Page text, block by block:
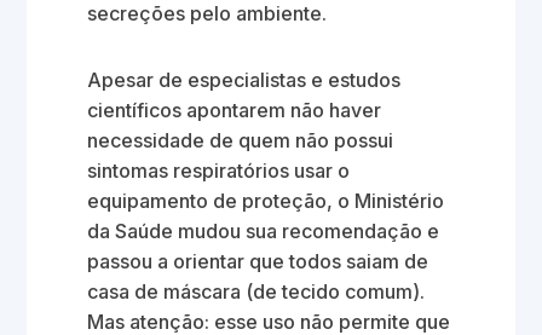
secreções pelo ambiente.
Apesar de especialistas e estudos
científicos apontarem não haver
necessidade de quem não possui
sintomas respiratórios usar o
equipamento de proteção, o Ministério
da Saúde mudou sua recomendação e
passou a orientar que todos saiam de
casa de máscara (de tecido comum).
Mas atenção: esse uso não permite que